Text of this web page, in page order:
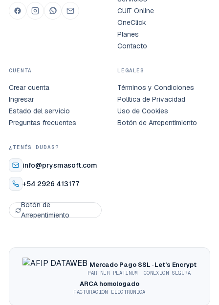
CUIT Online
OneClick
Planes
Contacto
CUENTA
Crear cuenta
Ingresar
Estado del servicio
Preguntas frecuentes
LEGALES
Términos y Condiciones
Política de Privacidad
Uso de Cookies
Botón de Arrepentimiento
¿TENÉS DUDAS?
info@prysmasoft.com
+54 2926 413177
Botón de
Arrepentimiento
Mercado Pago
PARTNER PLATINUM
SSL · Let's Encrypt
CONEXIÓN SEGURA
ARCA homologado
FACTURACIÓN ELECTRÓNICA